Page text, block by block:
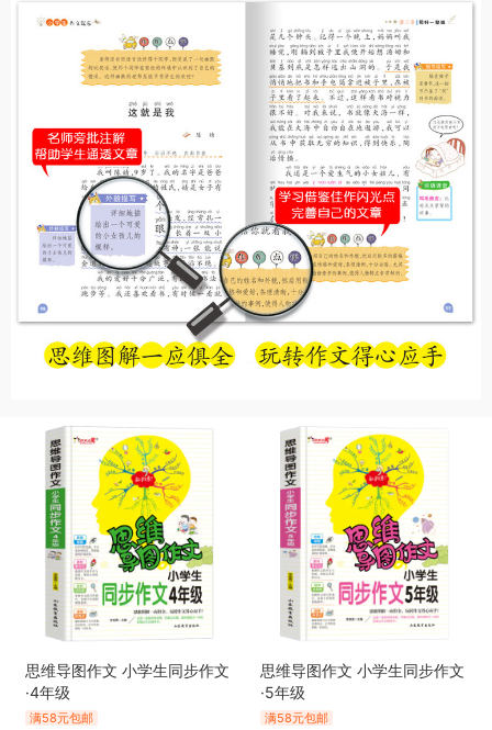
思维导图作文 小学生同步作文
·4年级
满58元包邮
思维导图作文 小学生同步作文
·5年级
满58元包邮